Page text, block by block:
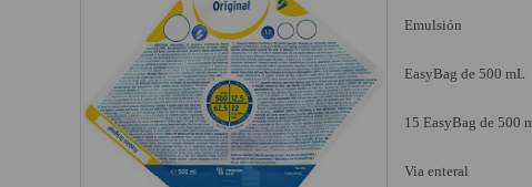
Emulsión
EasyBag de 500 mL
15 EasyBag de 500
Via enteral